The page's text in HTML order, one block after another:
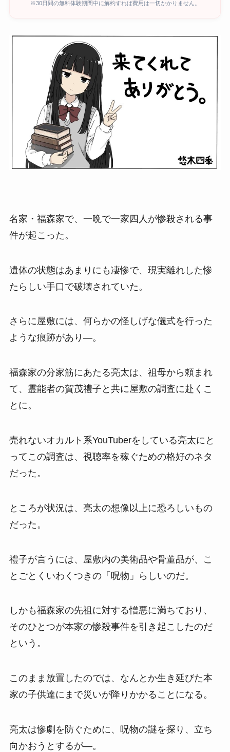
※30日間の無料体験期間中に解約すれば費用は一切かかりません。
名家・福森家で、一晩で一家四人が惨殺される事
件が起こった。
遺体の状態はあまりにも凄惨で、現実離れした惨
たらしい手口で破壊されていた。
さらに屋敷には、何らかの怪しげな儀式を行った
ような痕跡があり―。
福森家の分家筋にあたる亮太は、祖母から頼まれ
て、霊能者の賀茂禮子と共に屋敷の調査に赴くこ
とに。
売れないオカルト系YouTuberをしている亮太にと
ってこの調査は、視聴率を稼ぐための格好のネタ
だった。
ところが状況は、亮太の想像以上に恐ろしいもの
だった。
禮子が言うには、屋敷内の美術品や骨董品が、こ
とごとくいわくつきの「呪物」らしいのだ。
しかも福森家の先祖に対する憎悪に満ちており、
そのひとつが本家の惨殺事件を引き起こしたのだ
という。
このまま放置したのでは、なんとか生き延びた本
家の子供達にまで災いが降りかかることになる。
亮太は惨劇を防ぐために、呪物の謎を探り、立ち
向かおうとするが―。